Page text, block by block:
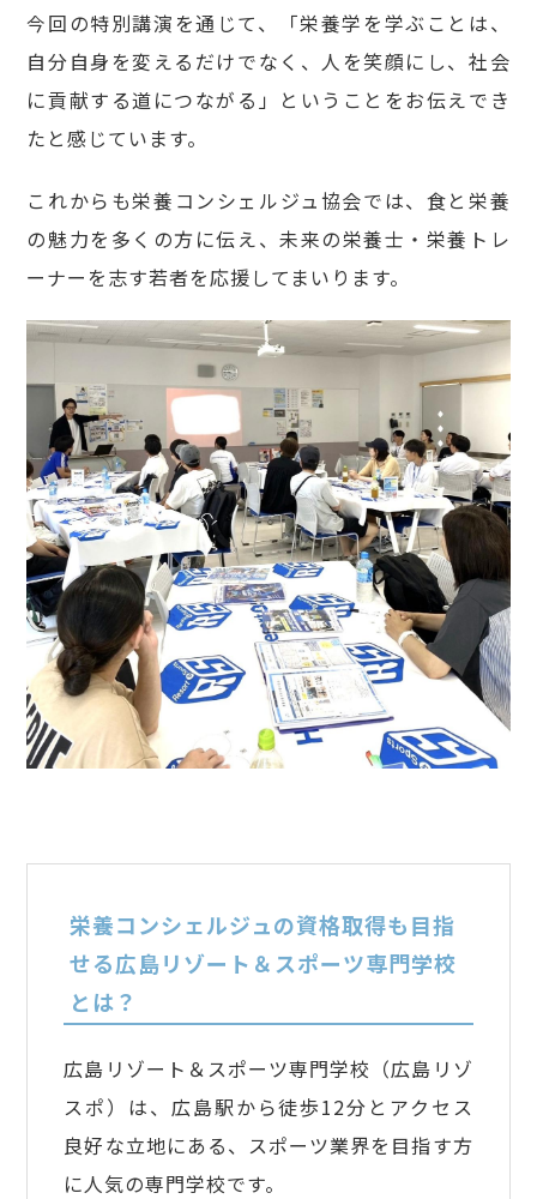
今回の特別講演を通じて、「栄養学を学ぶことは、
自分自身を変えるだけでなく、人を笑顔にし、社会
に貢献する道につながる」ということをお伝えでき
たと感じています。
これからも栄養コンシェルジュ協会では、食と栄養
の魅力を多くの方に伝え、未来の栄養士・栄養トレ
ーナーを志す若者を応援してまいります。
栄養コンシェルジュの資格取得も目指
せる広島リゾート＆スポーツ専門学校
とは？
広島リゾート＆スポーツ専門学校（広島リゾ
スポ）は、広島駅から徒歩12分とアクセス
良好な立地にある、スポーツ業界を目指す方
に人気の専門学校です。